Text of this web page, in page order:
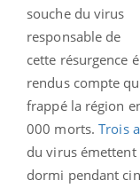
souche du virus
responsable de
cette résurgence
rendus compte
frappé la région
000 morts.Trois
du virus émettent
dormi pendant